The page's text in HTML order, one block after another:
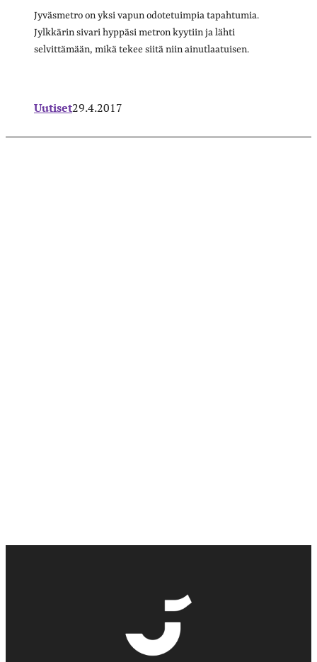
Jyväsmetro on yksi vapun odotetuimpia tapahtumia.
Jylkkärin sivari hyppäsi metron kyytiin ja lähti
selvittämään, mikä tekee siitä niin ainutlaatuisen.
Uutiset29.4.2017